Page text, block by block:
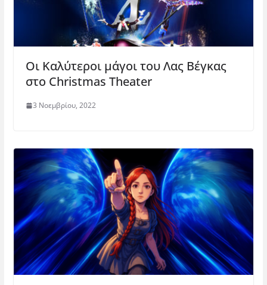
Οι Καλύτεροι μάγοι του Λας Bέγκας
στο Christmas Theater
3 Νοεμβρίου, 2022